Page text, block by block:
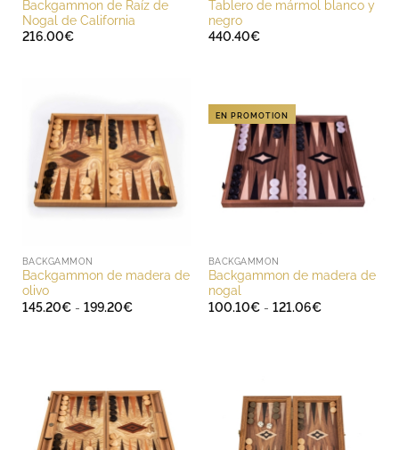
Backgammon de Raíz de
Nogal de California
216.00€
Tablero de mármol blanco y
negro
440.40€
BACKGAMMON
Backgammon de madera de
olivo
145.20€ - 199.20€Rango
EN PROMOTION
BACKGAMMON
Backgammon de madera de
nogal
100.10€ - 121.06€Rango